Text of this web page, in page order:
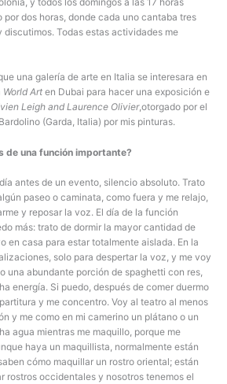
dos horas, donde cada uno cantaba tres
discutimos. Todas estas actividades me
una galería de arte en Italia se interesara en
World Art en Dubai para hacer una exposición e
Leigh and Laurence Olivier,otorgado por el
(Garda, Italia) por mis pinturas.
de una función importante?
antes de un evento, silencio absoluto. Trato
paseo o caminata, como fuera y me relajo,
y reposar la voz. El día de la función
más: trato de dormir la mayor cantidad de
en casa para estar totalmente aislada. En la
solo para despertar la voz, y me voy
una abundante porción de spaghetti con res,
energía. Si puedo, después de comer duermo
y me concentro. Voy al teatro al menos
y me como en mi camerino un plátano o un
agua mientras me maquillo, porque me
haya un maquillista, normalmente están
cómo maquillar un rostro oriental; están
rostros occidentales y nosotros tenemos el